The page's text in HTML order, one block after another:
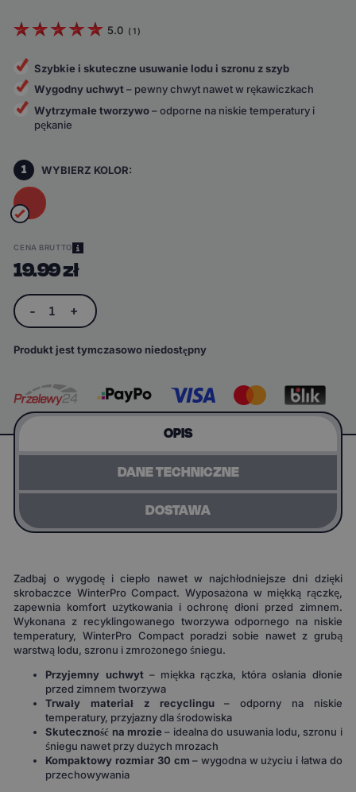
5.0 ( 1 )
Szybkie i skuteczne usuwanie lodu i szronu z szyb
Wygodny uchwyt– pewny chwyt nawet w rękawiczkach
Wytrzymałe tworzywo– odporne na niskie temperatury i
pękanie
1 WYBIERZ KOLOR:
CENA BRUTTO
19.99 zł
- 1 +
Produkt jest tymczasowo niedostępny
OPIS
DANE TECHNICZNE
DOSTAWA
Zadbaj o wygodę i ciepło nawet w najchłodniejsze dni dzięki
skrobaczce WinterPro Compact. Wyposażona w miękką rączkę,
zapewnia komfort użytkowania i ochronę dłoni przed zimnem.
Wykonana z recyklingowanego tworzywa odpornego na niskie
temperatury, WinterPro Compact poradzi sobie nawet z grubą
warstwą lodu, szronu i zmrożonego śniegu.
Przyjemny uchwyt– miękka rączka, która osłania dłonie
przed zimnem tworzywa
Trwały materiał z recyclingu– odporny na niskie
temperatury, przyjazny dla środowiska
Skuteczność na mrozie– idealna do usuwania lodu, szronu i
śniegu nawet przy dużych mrozach
Kompaktowy rozmiar 30 cm – wygodna w użyciu i łatwa do
przechowywania